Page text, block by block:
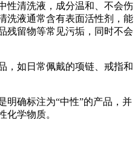
性清洗液，成分温和、不会伤
洗液通常含有表面活性剂，能
残留物等常见污垢，同时不会
，如日常佩戴的项链、戒指和
明确标注为“中性”的产品，并
化学物质。